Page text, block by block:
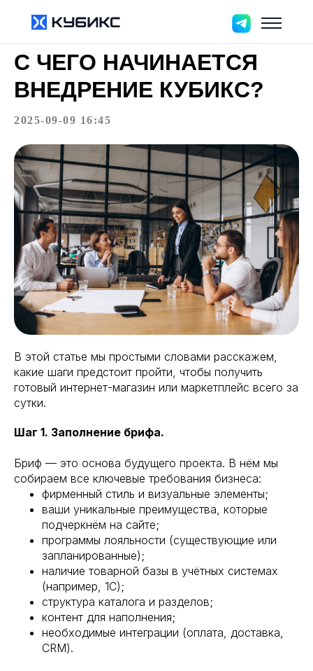
С ЧЕГО НАЧИНАЕТСЯ
ВНЕДРЕНИЕ КУБИКС?
2025-09-09 16:45
В этой статье мы простыми словами расскажем,
какие шаги предстоит пройти, чтобы получить
готовый интернет-магазин или маркетплейс всего за
сутки.
Шаг 1. Заполнение брифа.
Бриф — это основа будущего проекта. В нём мы
собираем все ключевые требования бизнеса:
фирменный стиль и визуальные элементы;
ваши уникальные преимущества, которые
подчеркнём на сайте;
программы лояльности (существующие или
запланированные);
наличие товарной базы в учётных системах
(например, 1С);
структура каталога и разделов;
контент для наполнения;
необходимые интеграции (оплата, доставка,
CRM).